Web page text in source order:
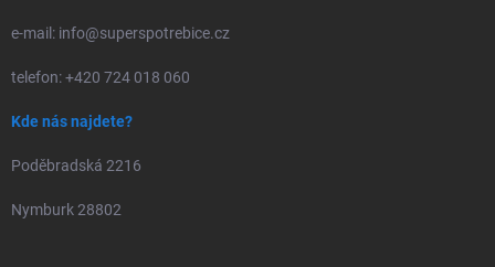
e-mail: info@superspotrebice.cz
telefon: +420 724 018 060
Kde nás najdete?
Poděbradská 2216
Nymburk 28802